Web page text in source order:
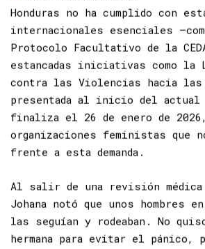
Honduras no ha cumplido con
internacionales esenciales
Protocolo Facultativo de la
estancadas iniciativas como la
contra las Violencias hacia las
presentada al inicio del actual
finaliza el 26 de enero de
organizaciones feministas que
Al salir de una revisión médica
Johana notó que unos hombres
las seguían y rodeaban. No